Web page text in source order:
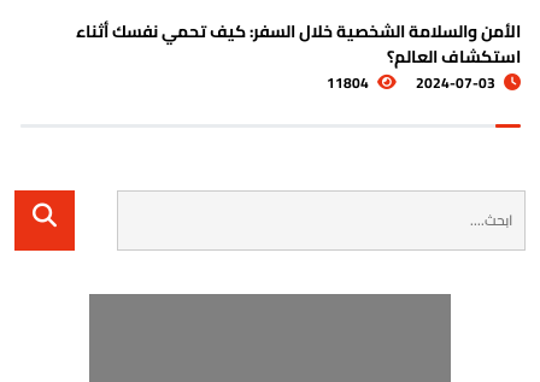
والسلامة الشخصية خلال السفر: كيف تحمي نفسك أثناء
العالم؟
2024-07-03
11804